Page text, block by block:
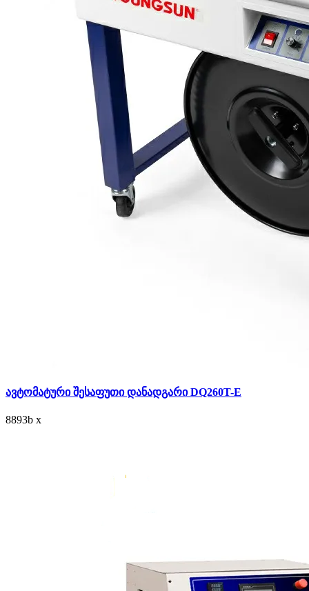
ავტომატური შესაფუთი დანადგარი DQ260T-E
8893b x